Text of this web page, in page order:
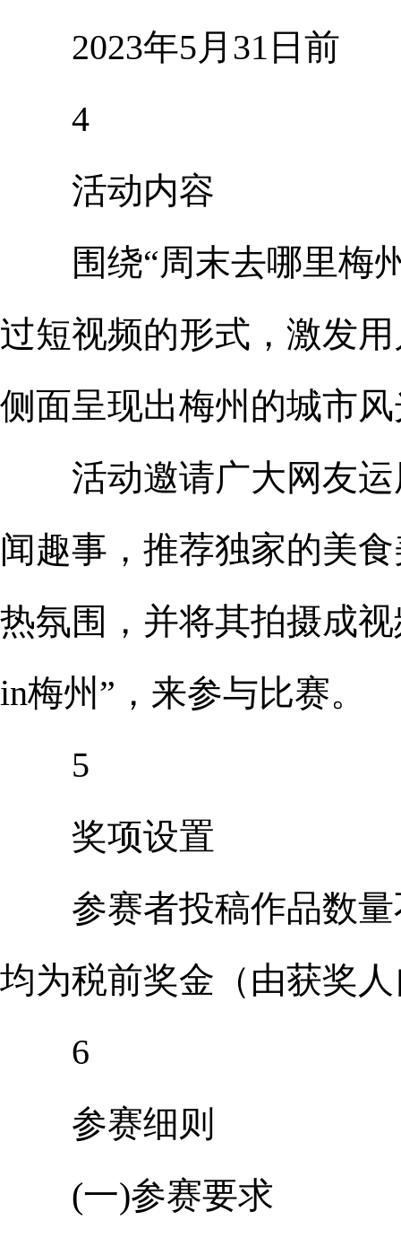
2023年5月31日前
4
活动内容
围绕“周末去哪里梅州
过短视频的形式，激发
侧面呈现出梅州的城市
活动邀请广大网友运
闻趣事，推荐独家的美
热氛围，并将其拍摄成
in梅州”，来参与比赛。
5
奖项设置
参赛者投稿作品数量
均为税前奖金（由获奖
6
参赛细则
(一)参赛要求